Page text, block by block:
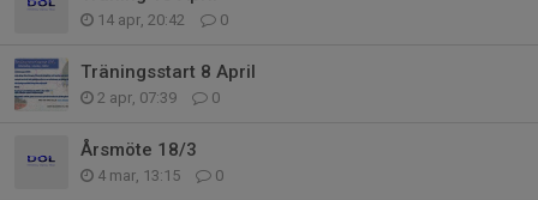
14 apr, 20:42 0
Träningsstart 8 April
2 apr, 07:39 0
Årsmöte 18/3
4 mar, 13:15 0